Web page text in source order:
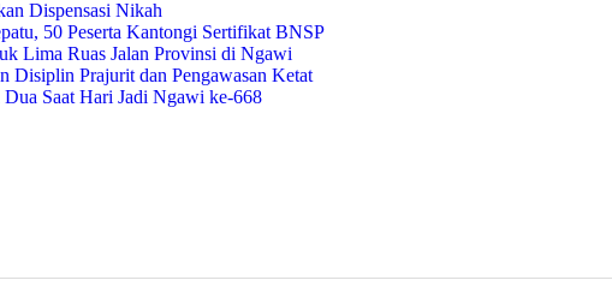
Dispensasi Nikah
50 Peserta Kantongi Sertifikat BNSP
Lima Ruas Jalan Provinsi di Ngawi
Disiplin Prajurit dan Pengawasan Ketat
Saat Hari Jadi Ngawi ke-668